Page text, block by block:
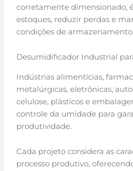
corretamente dimensionado,
estoques, reduzir perdas e
condições de
Desumidificador Industrial
Indústrias alimentícias,
metalúrgicas, eletrônicas,
celulose, plásticos e
controle da umidade para
produtividade.
Cada projeto considera as
processo produtivo,